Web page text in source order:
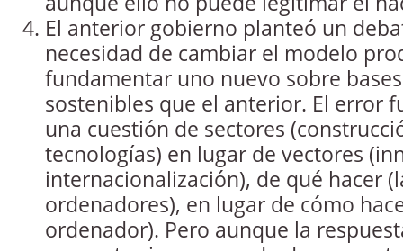
El anterior gobierno planteó un
necesidad de cambiar el modelo
fundamentar uno nuevo sobre
sostenibles que el anterior. El error
una cuestión de sectores
tecnologías) en lugar de vectores
internacionalización), de qué hacer
ordenadores), en lugar de cómo
ordenador). Pero aunque la